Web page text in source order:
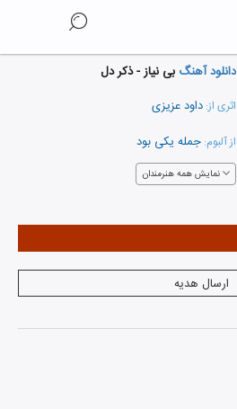
دانلود آهنگ بی نیاز - ذکر دل
اثری از: داود عزیزی
از آلبوم: جمله یکی بود
نمایش همه هنرمندان
ارسال هدیه